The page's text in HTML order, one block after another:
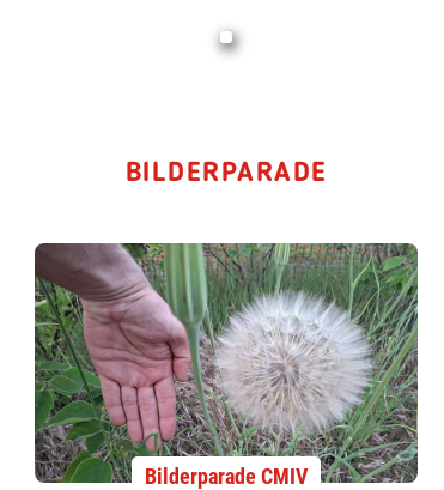
BILDERPARADE
Bilderparade CMIV